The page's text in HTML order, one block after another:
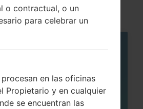
o contractual, o un
para celebrar un
en las oficinas
Propietario y en cualquier
se encuentran las